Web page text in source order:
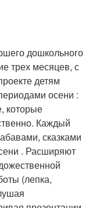
дошкольного
трех месяцев, с
детям
осени :
которые
Каждый
сказками
. Расширяют
(лепка,